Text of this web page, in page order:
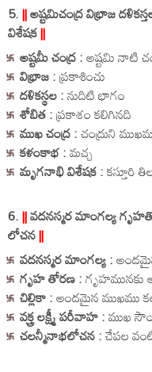
5.||అష్టమిచంద్ర విభ్రాజ
విశేషక||
అష్టమీ చంద్ర :అష్టమి నాటి
విభ్రాజ :ప్రకాశించు
దళికస్థల :నుదిటి భాగం
శోబిత :ప్రకాశం కలిగినది
ముఖ చంద్ర :చంద్రుని
కళంకాభ :మచ్చ
మృగనాభి విశేషక :కస్తూరి
6.||వదనస్మర మాంగల్య
లోచన||
వదనస్మర మాంగల్య :
గృహ తోరణ :
చిల్లికా :అందమైన ముఖము
వక్త్ర లక్ష్మీ పరీవాహ :ముఖ
చలన్మీనాభలోచన :చేపల